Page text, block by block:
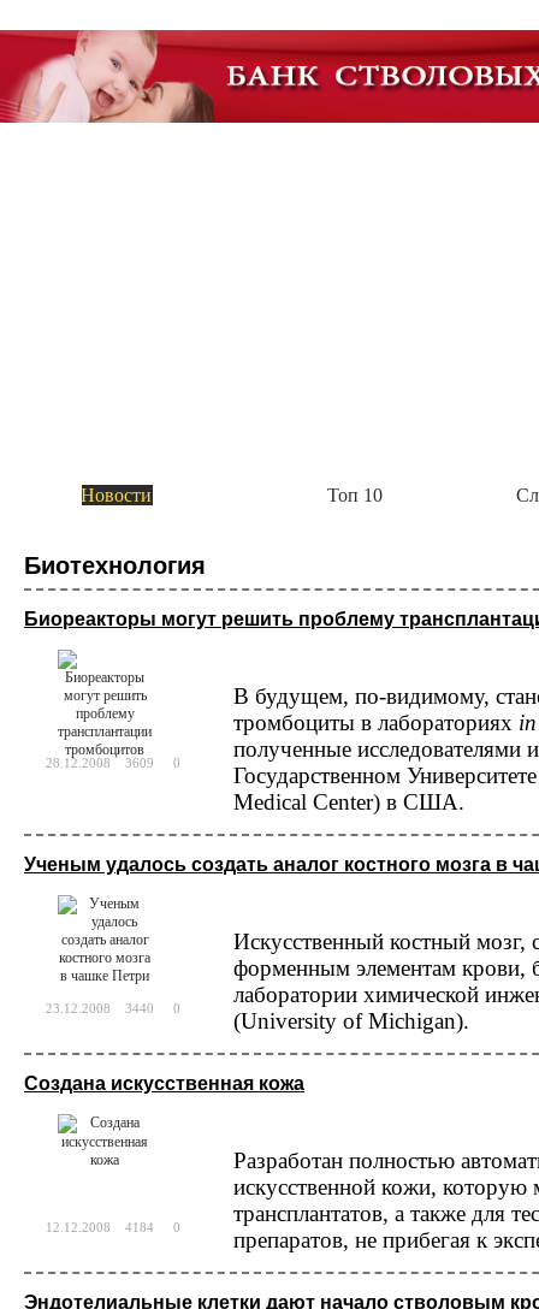
Новости Топ 10
Академия Биотехнологии
ГК Алкор Био получила регистрационное удостоверение Росздравнадзора на свой
коронавируса SARS-CoV-2 методом ОТ-ПЦР с флуоресцентной детекцией в режиме
Биотехнология
Исследователи
вакцины от рака
Персонализированная медицина
каждого пациента в соответствии со
испытания позволяют надеяться, что
Компания
секвенированию 2
Одна из крупнейших в мире
которого является компиляция
человек в течение следующего десят...
устойчивости к ВИЧ
Китайские ученые применили
человека. Их работа, в которой метод
вторым исследованием, в котором метод
Биотехнология
Биореакторы могут решить проблему
28.12.2008 3609 0
В будущем, по-видимому,
тромбоциты в лабораториях
полученные исследователями
Государственном
Medical Center) в США.
Ученым удалось создать аналог костного мозга в
23.12.2008 3440 0
Искусственный костный мозг,
форменным элементам крови,
лаборатории химической
(University of Michigan).
Создана искусственная кожа
12.12.2008 4184 0
Разработан полностью
искусственной кожи, которую
трансплантатов, а также для
препаратов, не прибегая к
Эндотелиальные клетки дают начало стволовым